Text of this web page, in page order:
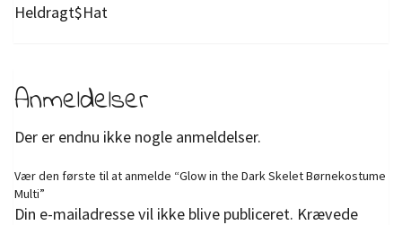
Heldragt$Hat
Anmeldelser
Der er endnu ikke nogle anmeldelser.
Vær den første til at anmelde “Glow in the Dark Skelet Børnekostume
Multi”
Din e-mailadresse vil ikke blive publiceret. Krævede